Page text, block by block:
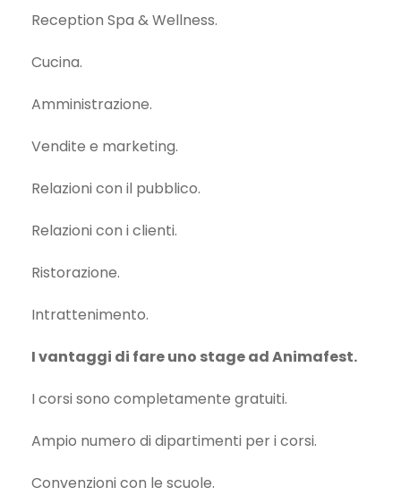
Reception Spa & Wellness.
Cucina.
Amministrazione.
Vendite e marketing.
Relazioni con il pubblico.
Relazioni con i clienti.
Ristorazione.
Intrattenimento.
I vantaggi di fare uno stage ad Animafest.
I corsi sono completamente gratuiti.
Ampio numero di dipartimenti per i corsi.
Convenzioni con le scuole.